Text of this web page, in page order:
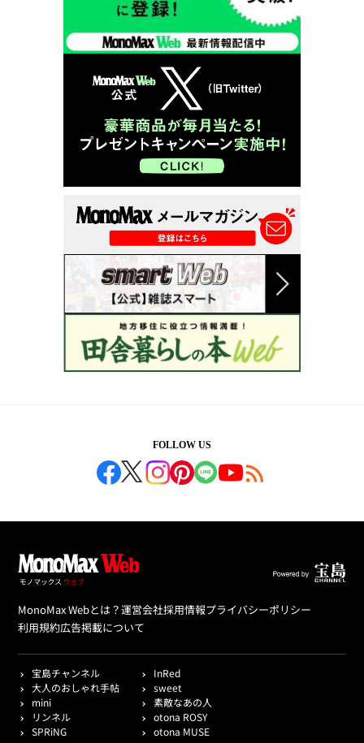
FOLLOW US
MonoMax Webとは？運営会社採用情報プライバシーポリシー
利用規約広告掲載について
宝島チャンネル
InRed
大人のおしゃれ手帖
sweet
mini
素敵なあの人
リンネル
otona ROSY
SPRiNG
otona MUSE